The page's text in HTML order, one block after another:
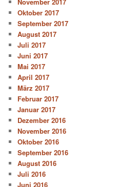
Oktober 2017
September 2017
August 2017
Juli 2017
Juni 2017
Mai 2017
April 2017
März 2017
Februar 2017
Januar 2017
Dezember 2016
November 2016
Oktober 2016
September 2016
August 2016
Juli 2016
Juni 2016